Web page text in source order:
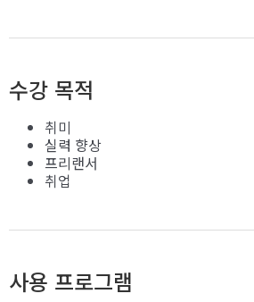
수강 목적
취미
실력 향상
프리랜서
취업
사용 프로그램